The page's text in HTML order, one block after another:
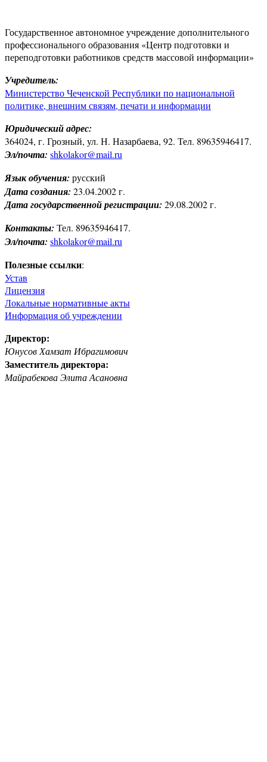
Государственное автономное учреждение дополнительного
профессионального образования «Центр подготовки и
переподготовки работников средств массовой информации»
Учредитель:
Министерство Чеченской Республики по национальной
политике, внешним связям, печати и информации
Юридический адрес:
364024, г. Грозный, ул. Н. Назарбаева, 92. Тел. 89635946417.
Эл/почта: shkolakor@mail.ru
Язык обучения: русский
Дата создания: 23.04.2002 г.
Дата государственной регистрации: 29.08.2002 г.
Контакты: Тел. 89635946417.
Эл/почта: shkolakor@mail.ru
Полезные ссылки:
Устав
Лицензия
Локальные нормативные акты
Информация об учреждении
Директор:
Юнусов Хамзат Ибрагимович
Заместитель директора:
Майрабекова Элита Асановна